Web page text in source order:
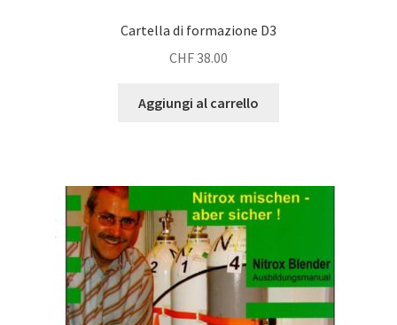
Cartella di formazione D3
CHF38.00
Aggiungi al carrello